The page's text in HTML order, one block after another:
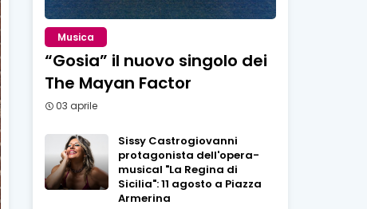
Musica
“Gosia” il nuovo singolo dei
The Mayan Factor
03 aprile
Sissy Castrogiovanni
protagonista dell'opera-
musical "La Regina di
Sicilia": 11 agosto a Piazza
Armerina